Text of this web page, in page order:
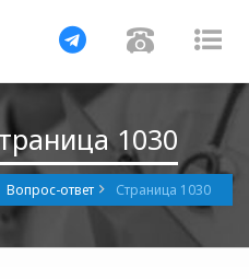
Навигация
1030
Вопрос-ответ Страница 1030